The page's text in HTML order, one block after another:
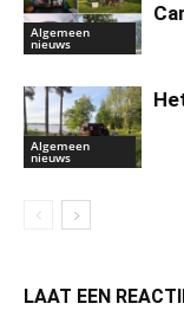
Algemeen
nieuws
Algemeen
nieuws
LAAT EEN